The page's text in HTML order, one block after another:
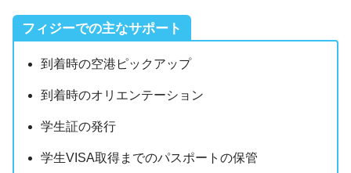
フィジーでの主なサポート
到着時の空港ピックアップ
到着時のオリエンテーション
学生証の発行
学生VISA取得までのパスポートの保管